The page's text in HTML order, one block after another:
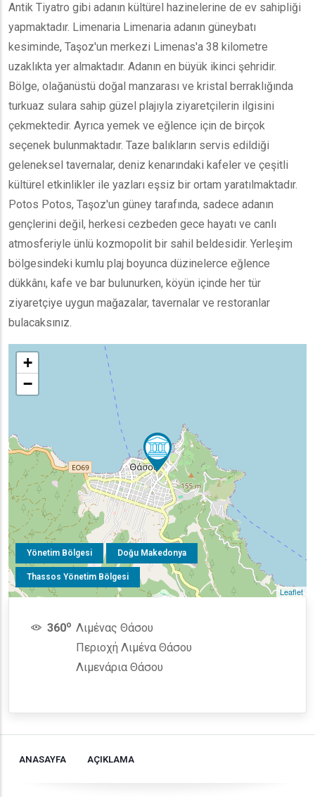
Antik Tiyatro gibi adanın kültürel hazinelerine de ev sahipliği
yapmaktadır. Limenaria Limenaria adanın güneybatı
kesiminde, Taşoz'un merkezi Limenas'a 38 kilometre
uzaklıkta yer almaktadır. Adanın en büyük ikinci şehridir.
Bölge, olağanüstü doğal manzarası ve kristal berraklığında
turkuaz sulara sahip güzel plajıyla ziyaretçilerin ilgisini
çekmektedir. Ayrıca yemek ve eğlence için de birçok
seçenek bulunmaktadır. Taze balıkların servis edildiği
geleneksel tavernalar, deniz kenarındaki kafeler ve çeşitli
kültürel etkinlikler ile yazları eşsiz bir ortam yaratılmaktadır.
Potos Potos, Taşoz'un güney tarafında, sadece adanın
gençlerini değil, herkesi cezbeden gece hayatı ve canlı
atmosferiyle ünlü kozmopolit bir sahil beldesidir. Yerleşim
bölgesindeki kumlu plaj boyunca düzinelerce eğlence
dükkânı, kafe ve bar bulunurken, köyün içinde her tür
ziyaretçiye uygun mağazalar, tavernalar ve restoranlar
bulacaksınız.
Yönetim Bölgesi Doğu Makedonya
Thassos Yönetim Bölgesi
+
−
Leaflet
360o Λιμένας Θάσου
Περιοχή Λιμένα Θάσου
Λιμενάρια Θάσου
ANASAYFA AÇIKLAMA